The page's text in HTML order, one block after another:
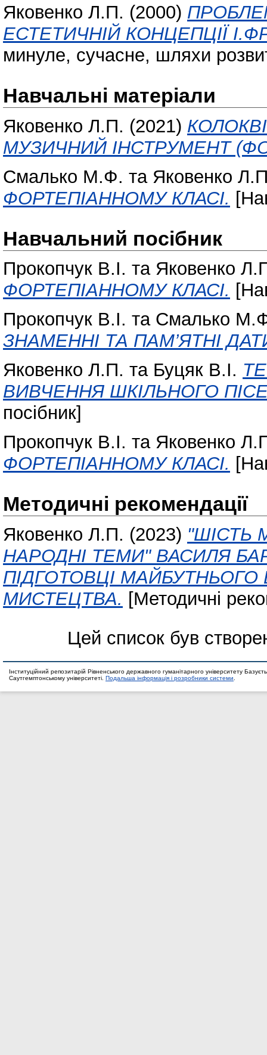
Яковенко Л.П. (2000)
ЕСТЕТИЧНІЙ КОНЦЕПЦІЇ
минуле, сучасне, шляхи
Навчальні матеріали
Яковенко Л.П. (2021)
МУЗИЧНИЙ ІНСТРУМЕНТ
Смалько М.Ф. та Яковенко
ФОРТЕПІАННОМУ КЛАСІ.
Навчальний посібник
Прокопчук В.І. та Яковенко
ФОРТЕПІАННОМУ КЛАСІ.
Прокопчук В.І. та Смалько
ЗНАМЕННІ ТА ПАМ’ЯТНІ
Яковенко Л.П. та Буцяк В.І.
ВИВЧЕННЯ ШКІЛЬНОГО
посібник]
Прокопчук В.І. та Яковенко
ФОРТЕПІАННОМУ КЛАСІ.
Методичні рекомендації
Яковенко Л.П. (2023) "ШІСТЬ
НАРОДНІ ТЕМИ" ВАСИЛЯ
ПІДГОТОВЦІ
МИСТЕЦТВА. [Методичні
Цей список був
Інституційний репозитарій Рівненського державного гуманітарного університету
Саутгемптонському університеті. Подальша інформація і розробники системи